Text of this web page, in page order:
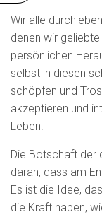
Wir alle
denen wir
persönlichen
selbst in diesen
schöpfen und
akzeptieren und
Leben.
Die Botschaft der
daran, dass am
Es ist die Idee,
die Kraft haben,